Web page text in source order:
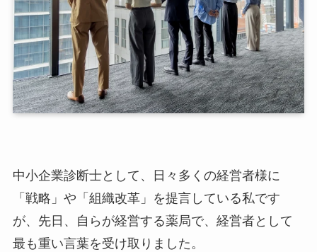
中小企業診断士として、日々多くの経営者様に
「戦略」や「組織改革」を提言している私です
が、先日、自らが経営する薬局で、経営者として
最も重い言葉を受け取りました。